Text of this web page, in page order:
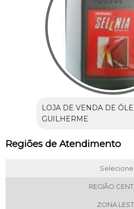
LOJA DE VENDA DE
GUILHERME
Regiões de Atendimento
Selecione:
REGIÃO
ZONA